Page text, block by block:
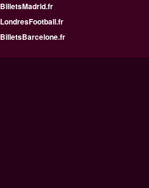
BilletsMadrid.fr
LondresFootball.fr
BilletsBarcelone.fr